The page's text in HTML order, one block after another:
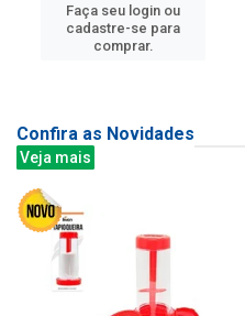
Faça seu login ou
cadastre-se para
comprar.
Confira as Novidades
Veja mais